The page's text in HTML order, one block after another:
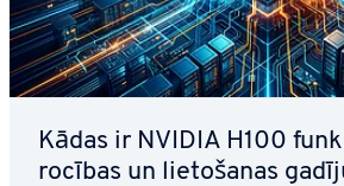
Kādas ir NVIDIA H100
ro­cī­bas un lie­to­ša­nas